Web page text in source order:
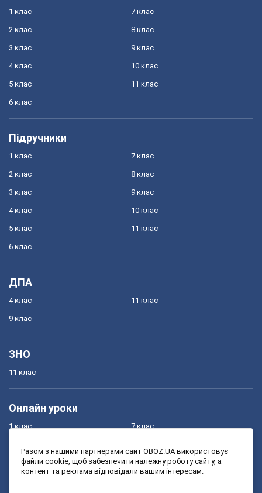
1 клас
2 клас
3 клас
4 клас
5 клас
6 клас
7 клас
8 клас
9 клас
10 клас
11 клас
Підручники
1 клас
2 клас
3 клас
4 клас
5 клас
6 клас
7 клас
8 клас
9 клас
10 клас
11 клас
ДПА
4 клас
9 клас
11 клас
ЗНО
11 клас
Онлайн уроки
1 клас
3 клас
7 клас
9 клас
Разом з нашими партнерами сайт OBOZ.UA використовує
файли cookie, щоб забезпечити належну роботу сайту, а
контент та реклама відповідали вашим інтересам.